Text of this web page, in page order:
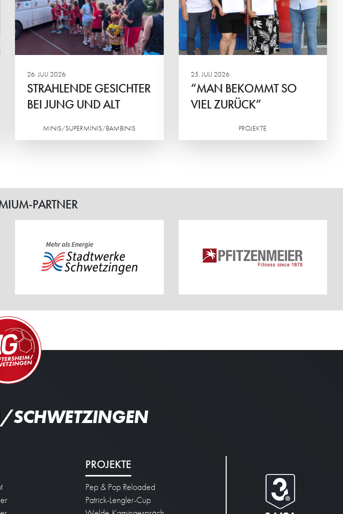
26. JULI 2026
STRAHLENDE GESICHTER
BEI JUNG UND ALT
MINIS/SUPERMINIS/BAMBINIS
25. JULI 2026
“MAN BEKOMMT SO
VIEL ZURÜCK”
PROJEKTE
Petra Frank und Iryna Konkova
sind die „Ehrenamtlichen des
Jahres 2026“ von HG und
Stadtwerken Schwetzingen.
PARTNER
SCHWETZINGEN
PROJEKTE
Pep & Pop Reloaded
Patrick-Lengler-Cup